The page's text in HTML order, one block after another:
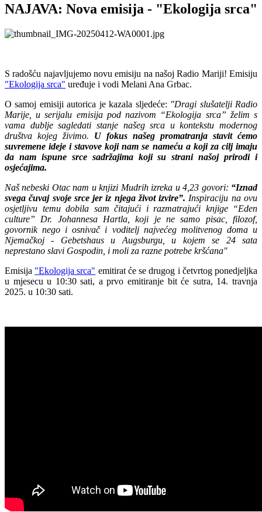
NAJAVA: Nova emisija - "Ekologija srca"
S radošću najavljujemo novu emisiju na našoj Radio Mariji! Emisiju
"Ekologija srca" uređuje i vodi Melani Ana Grbac.
O samoj emisiji autorica je kazala sljedeće: "Dragi slušatelji Radio
Marije, u serijalu emisija pod nazivom “Ekologija srca” želim s
vama dublje sagledati stanje našeg srca u kontekstu modernog
društva kojeg živimo. U fokus našeg promatranja stavit ćemo
suvremene ideje i stavove koji nam se nameću a koji za cilj imaju
da nam ispune srce sadržajima koji su strani našoj prirodi i
osjećajima.
Naš nebeski Otac nam u knjizi Mudrih izreka u 4,23 govori: “Iznad
svega čuvaj svoje srce jer iz njega život izvire”. Inspiraciju na ovu
osjetljivu temu dobila sam čitajući i razmatrajući knjige “Eden
culture” Dr. Johannesa Hartla, koji je ne samo pisac, filozof,
govornik nego i osnivač i voditelj najvećeg molitvenog doma u
Njemačkoj - Gebetshaus u Augsburgu, u kojem se 24 sata
neprestano slavi Gospodin, i moli za razne potrebe kršćana"
Emisija "Ekologija srca" emitirat će se drugog i četvrtog ponedjeljka
u mjesecu u 10:30 sati, a prvo emitiranje bit će sutra, 14. travnja
2025. u 10:30 sati.